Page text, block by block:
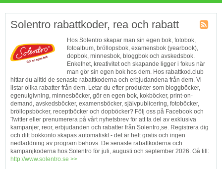
Solentro rabattkoder, rea och rabatt
Hos Solentro skapar man sin egen bok, fotobok,
fotoalbum, bröllopsbok, examensbok (yearbook),
dopbok, minnesbok, bloggbok och avskedsbok.
Enkelhet, kreativitet och skapande ligger i fokus när
man gör sin egen bok hos dem. Hos rabattkod.club
hittar du alltid de senaste rabattkoderna och erbjudandena från dem. Vi
listar olika rabatter från dem. Letar du efter produkter som bloggböcker,
egenutgivning, minnesböcker, gör en egen bok, kokböcker, print-on-
demand, avskedsböcker, examensböcker, självpublicering, fotoböcker,
bröllopsböcker, receptböcker och dopböcker? Följ oss på Facebook och
Twitter eller prenumerera på vårt nyhetsbrev för att ta del av exklusiva
kampanjer, reor, erbjudanden och rabatter från Solentro,se. Registrera dig
och ditt bokkonto skapas automatiskt - det är helt gratis och ingen
nedladdning av program behövs. De senaste rabattkoderna och
kampanjkoderna hos Solentro för juli, augusti och september 2026. Gå till:
http://www.solentro.se >>